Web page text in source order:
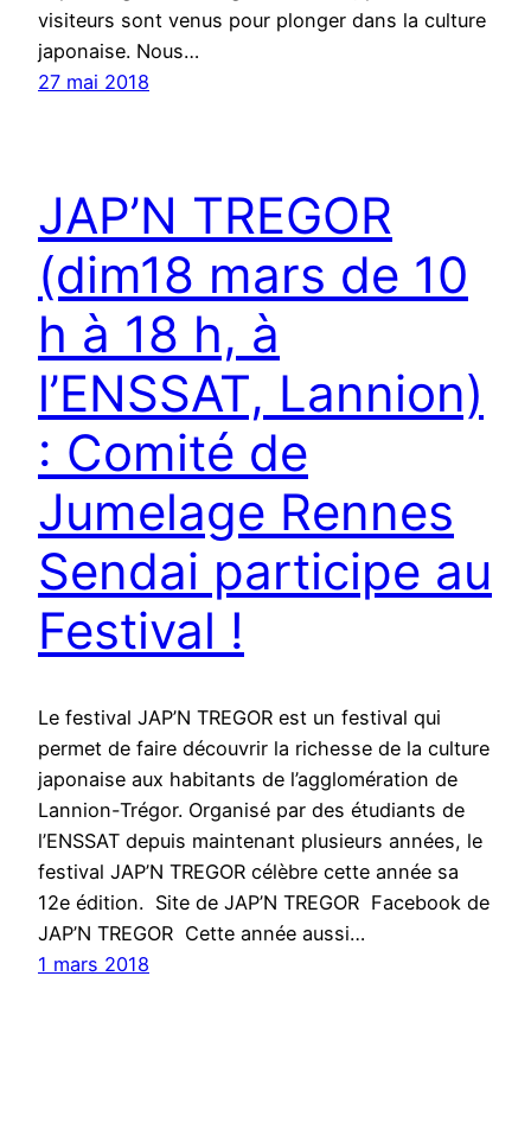
visiteurs sont venus pour plonger dans la culture
japonaise. Nous…
27 mai 2018
JAP’N TREGOR
(dim18 mars de 10
h à 18 h, à
l’ENSSAT, Lannion)
: Comité de
Jumelage Rennes
Sendai participe au
Festival !
Le festival JAP’N TREGOR est un festival qui
permet de faire découvrir la richesse de la culture
japonaise aux habitants de l’agglomération de
Lannion-Trégor. Organisé par des étudiants de
l’ENSSAT depuis maintenant plusieurs années, le
festival JAP’N TREGOR célèbre cette année sa
12e édition. Site de JAP’N TREGOR Facebook de
JAP’N TREGOR Cette année aussi…
1 mars 2018